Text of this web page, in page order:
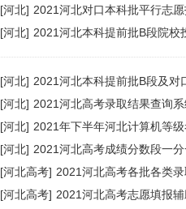
[河北] 2021河北对口本科批平行志
[河北] 2021河北本科提前批B段院校
[河北] 2021河北本科提前批B段及对
[河北] 2021河北高考录取结果查询系
[河北] 2021年下半年河北计算机等
[河北] 2021河北高考成绩分数段一
[河北高考] 2021河北高考各批各类
[河北高考] 2021河北高考志愿填报